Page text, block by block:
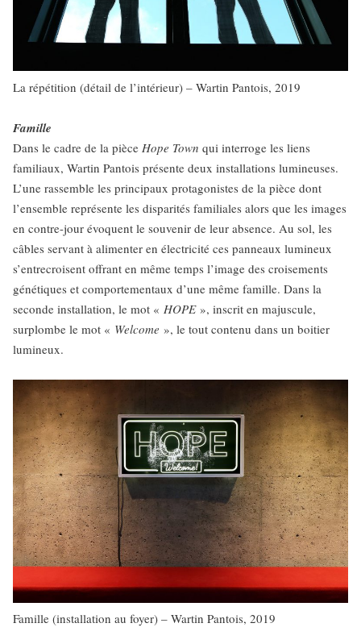
La répétition (détail de l’intérieur) – Wartin Pantois, 2019
Famille
Dans le cadre de la pièce Hope Town qui interroge les liens
familiaux, Wartin Pantois présente deux installations lumineuses.
L’une rassemble les principaux protagonistes de la pièce dont
l’ensemble représente les disparités familiales alors que les images
en contre-jour évoquent le souvenir de leur absence. Au sol, les
câbles servant à alimenter en électricité ces panneaux lumineux
s’entrecroisent offrant en même temps l’image des croisements
génétiques et comportementaux d’une même famille. Dans la
seconde installation, le mot « HOPE», inscrit en majuscule,
surplombe le mot « Welcome », le tout contenu dans un boitier
lumineux.
Famille (installation au foyer) – Wartin Pantois, 2019